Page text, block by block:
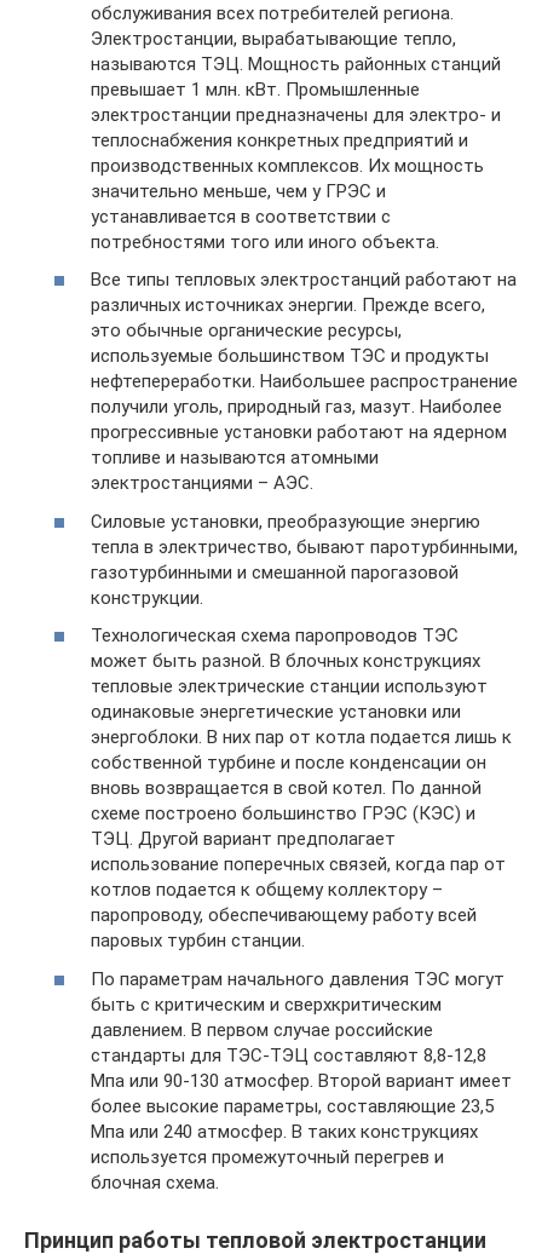
обслуживания всех потребителей региона.
Электростанции, вырабатывающие тепло,
называются ТЭЦ. Мощность районных станций
превышает 1 млн. кВт. Промышленные
электростанции предназначены для электро- и
теплоснабжения конкретных предприятий и
производственных комплексов. Их мощность
значительно меньше, чем у ГРЭС и
устанавливается в соответствии с
потребностями того или иного объекта.
Все типы тепловых электростанций работают на
различных источниках энергии. Прежде всего,
это обычные органические ресурсы,
используемые большинством ТЭС и продукты
нефтепереработки. Наибольшее распространение
получили уголь, природный газ, мазут. Наиболее
прогрессивные установки работают на ядерном
топливе и называются атомными
электростанциями – АЭС.
Силовые установки, преобразующие энергию
тепла в электричество, бывают паротурбинными,
газотурбинными и смешанной парогазовой
конструкции.
Технологическая схема паропроводов ТЭС
может быть разной. В блочных конструкциях
тепловые электрические станции используют
одинаковые энергетические установки или
энергоблоки. В них пар от котла подается лишь к
собственной турбине и после конденсации он
вновь возвращается в свой котел. По данной
схеме построено большинство ГРЭС (КЭС) и
ТЭЦ. Другой вариант предполагает
использование поперечных связей, когда пар от
котлов подается к общему коллектору –
паропроводу, обеспечивающему работу всей
паровых турбин станции.
По параметрам начального давления ТЭС могут
быть с критическим и сверхкритическим
давлением. В первом случае российские
стандарты для ТЭС-ТЭЦ составляют 8,8-12,8
Мпа или 90-130 атмосфер. Второй вариант имеет
более высокие параметры, составляющие 23,5
Мпа или 240 атмосфер. В таких конструкциях
используется промежуточный перегрев и
блочная схема.
Принцип работы тепловой электростанции